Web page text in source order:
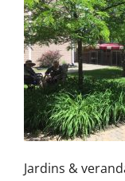
Jardins &